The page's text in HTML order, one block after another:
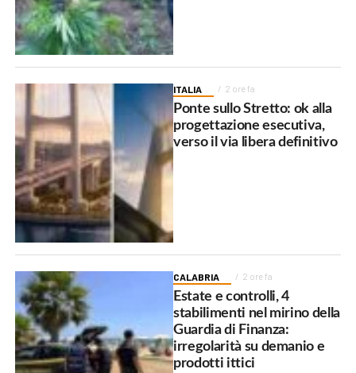
ITALIA 2 ore fa
Ponte sullo Stretto: ok alla
progettazione esecutiva,
verso il via libera definitivo
CALABRIA 2 ore fa
Estate e controlli, 4
stabilimenti nel mirino della
Guardia di Finanza:
irregolarità su demanio e
prodotti ittici